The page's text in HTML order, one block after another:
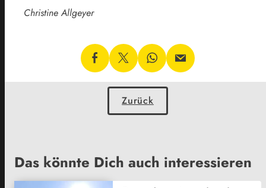
Christine Allgeyer
Zurück
Das könnte Dich auch interessieren